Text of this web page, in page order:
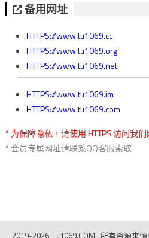
备用网址
HTTPS://www.tu1069.cc
HTTPS://www.tu1069.org
HTTPS://www.tu1069.net
HTTPS://www.tu1069.im
HTTPS://www.tu1069.com
* 为保障隐私，请使用 HTTPS 访问我们
* 会员专属网址请联系QQ客服索取
2019-2026 TU1069.COM | 所有资源来